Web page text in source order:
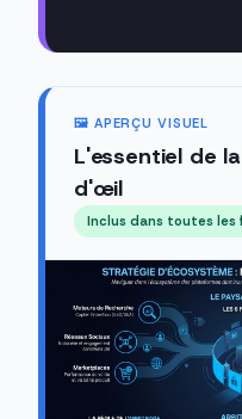
🖼️ APERÇU VISUEL
L'essentiel de
d'œil
Inclus dans toutes les